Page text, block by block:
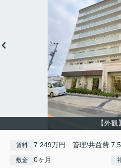
【外観】
賃料 7.249万円 管理/共益費
敷金 0ヶ月